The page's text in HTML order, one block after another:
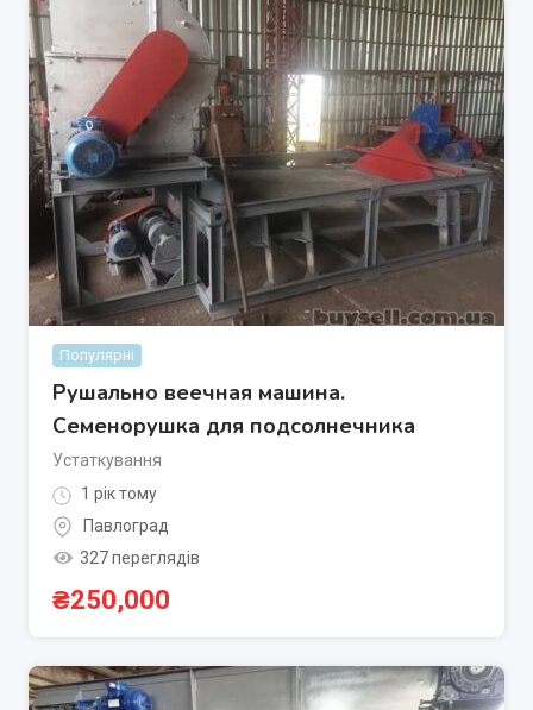
Популярні
Рушально веечная машина.
Семенорушка для подсолнечника
Устаткування
1 рік тому
Павлоград
327 переглядів
₴250,000